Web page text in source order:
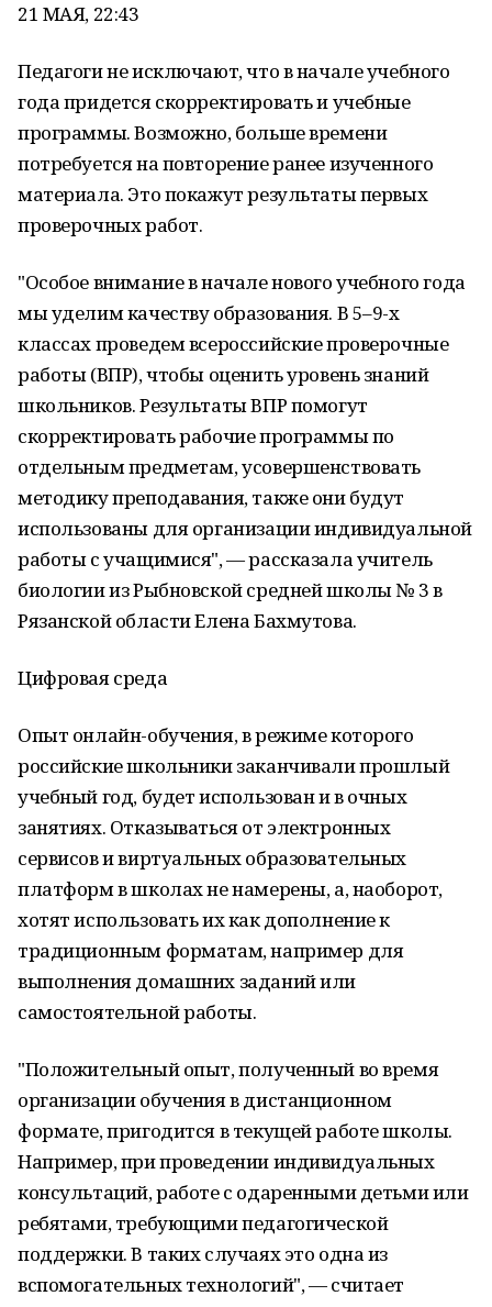
21 МАЯ, 22:43
Педагоги не исключают, что в начале учебного
года придется скорректировать и учебные
программы. Возможно, больше времени
потребуется на повторение ранее изученного
материала. Это покажут результаты первых
проверочных работ.
"Особое внимание в начале нового учебного года
мы уделим качеству образования. В 5–9-х
классах проведем всероссийские проверочные
работы (ВПР), чтобы оценить уровень знаний
школьников. Результаты ВПР помогут
скорректировать рабочие программы по
отдельным предметам, усовершенствовать
методику преподавания, также они будут
использованы для организации индивидуальной
работы с учащимися", — рассказала учитель
биологии из Рыбновской средней школы № 3 в
Рязанской области Елена Бахмутова.
Цифровая среда
Опыт онлайн-обучения, в режиме которого
российские школьники заканчивали прошлый
учебный год, будет использован и в очных
занятиях. Отказываться от электронных
сервисов и виртуальных образовательных
платформ в школах не намерены, а, наоборот,
хотят использовать их как дополнение к
традиционным форматам, например для
выполнения домашних заданий или
самостоятельной работы.
"Положительный опыт, полученный во время
организации обучения в дистанционном
формате, пригодится в текущей работе школы.
Например, при проведении индивидуальных
консультаций, работе с одаренными детьми или
ребятами, требующими педагогической
поддержки. В таких случаях это одна из
вспомогательных технологий", — считает